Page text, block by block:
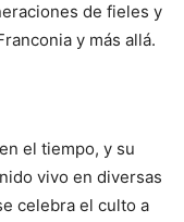
de fieles y
y más allá.
el tiempo, y su
vivo en diversas
celebra el culto a